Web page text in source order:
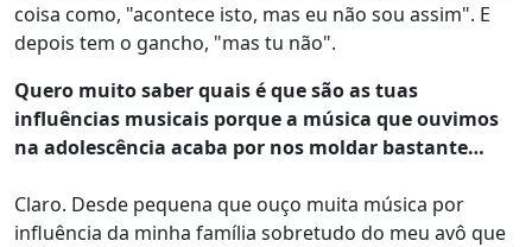
coisa como, "acontece isto, mas eu não sou assim". E
depois tem o gancho, "mas tu não".
Quero muito saber quais é que são as tuas
influências musicais porque a música que ouvimos
na adolescência acaba por nos moldar bastante…
Claro. Desde pequena que ouço muita música por
influência da minha família sobretudo do meu avô que